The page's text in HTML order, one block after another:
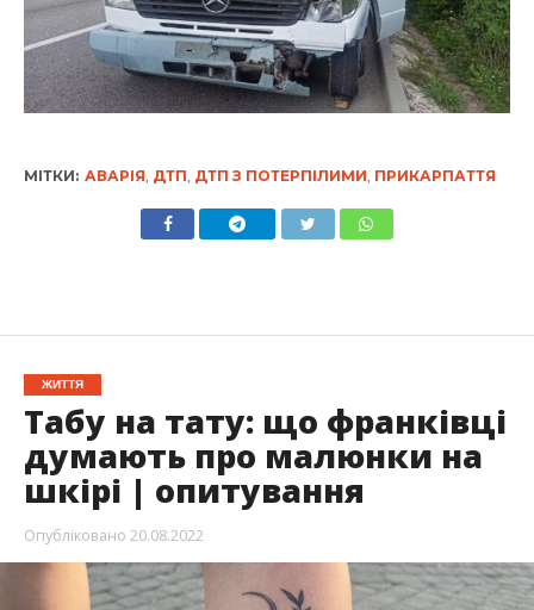
МІТКИ: АВАРІЯ ДТП ДТП З ПОТЕРПІЛИМИ ПРИКАРПАТТЯ
ЖИТТЯ
Табу на тату: що франківці
думають про малюнки на
шкірі | опитування
Опубліковано 20.08.2022